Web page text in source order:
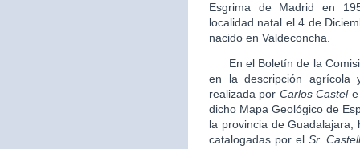
Esgrima de Madrid en
localidad natal el 4 de
nacido en Valdeconcha.
En el Boletín de la
en la descripción agrícola
realizada por Carlos Castele
dicho Mapa Geológico de
la provincia de
catalogadas por elSr.